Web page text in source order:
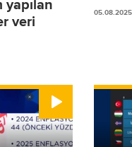
yapılan
veri
05.08.2025